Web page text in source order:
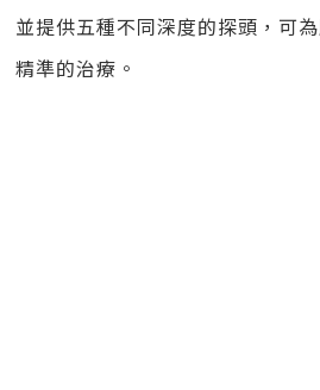
並提供五種不同深度的探頭，可
精準的治療。